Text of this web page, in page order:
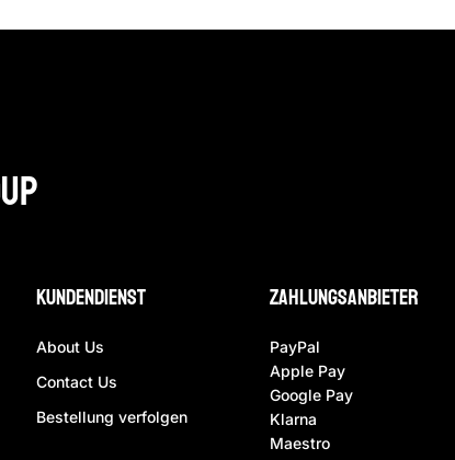
Kundendienst
About Us
Contact Us
Bestellung verfolgen
ZAhlungsanbieter
PayPal
Apple Pay
Google Pay
Klarna
Maestro